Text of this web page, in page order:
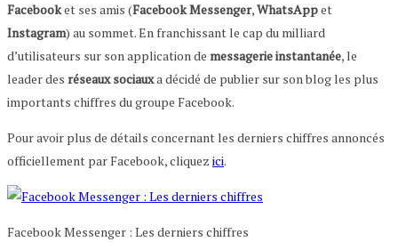
Facebooket ses amis (FacebookMessenger,WhatsAppet
Instagram) au sommet. En franchissant le cap du milliard
d’utilisateurs sur son application de messagerieinstantanée, le
leader des réseaux sociauxa décidé de publier sur son blog les plus
importants chiffres du groupe Facebook.
Pour avoir plus de détails concernant les derniers chiffres annoncés
officiellement par Facebook, cliquez ici.
Facebook Messenger : Les derniers chiffres